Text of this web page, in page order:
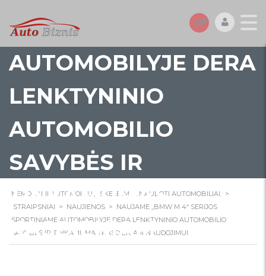
SPORTINIAME
AUTOMOBILYJE DERA
LENKTYNINIO
AUTOMOBILIO
SAVYBĖS IR
TINKAMUMAS
KASDIENIAM
NEMOKAMI AUTOMOBILIŲ SKELBIMAI. NAUDOTI AUTOMOBILIAI. >
STRAIPSNIAI > NAUJIENOS > NAUJAME „BMW M 4“ SERIJOS
SPORTINIAME AUTOMOBILYJE DERA LENKTYNINIO AUTOMOBILIO
SAVYBĖS IR TINKAMUMAS KASDIENIAM NAUDOJIMUI